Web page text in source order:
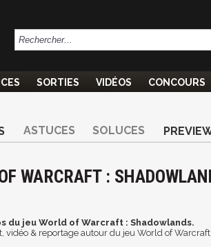
SORTIES VIDÉOS CONCOURS
ASTUCES SOLUCES
WARCRAFT :
du jeu World of Warcraft : Shadowlands.
vidéo & reportage autour du jeu World of